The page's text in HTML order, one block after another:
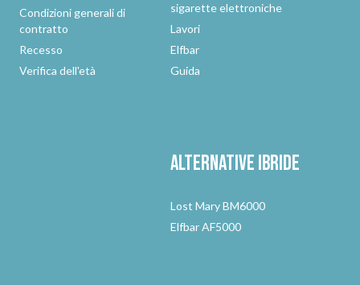
Condizioni generali di
contratto
Recesso
Verifica dell'età
sigarette elettroniche
Lavori
Elfbar
Guida
Alternativeibride
Lost Mary BM6000
Elfbar AF5000